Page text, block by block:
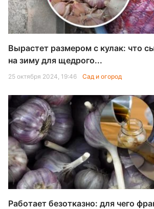
Вырастет размером с кулак: что
на зиму для щедрого...
25 октября 2024, 19:46 Сад и огород
Работает безотказно: для чего